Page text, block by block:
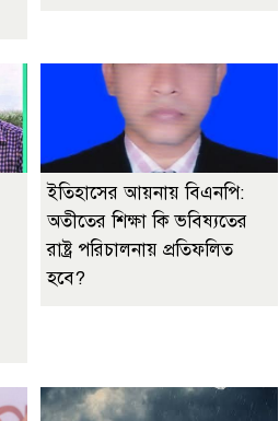
ইতিহাসের আয়নায় বিএনপি:
অতীতের শিক্ষা কি ভবিষ্যতের
রাষ্ট্র পরিচালনায় প্রতিফলিত
হবে?